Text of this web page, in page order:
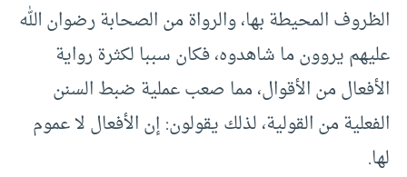
الظروف المحيطة بها، والرواة من الصحابة رضوان الله
عليهم يروون ما شاهدوه، فكان سببا لكثرة رواية
الأفعال من الأقوال، مما صعب عملية ضبط السنن
الفعلية من القولية، لذلك يقولون: إن الأفعال لا عموم
لها.